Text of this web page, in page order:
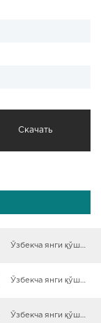
Скачать
Ўзбекча янги қўшиқлар
Ўзбекча янги қўшиқлар
Ўзбекча янги қўшиқлар